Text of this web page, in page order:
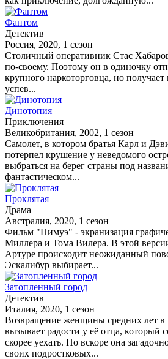
Фантом
Детектив
Россия, 2020, 1 сезон
Столичный оперативник Стас
по-своему. Поэтому он в одиночку
крупного наркоторговца, но
успев...
Динотопия
Приключения
Великобритания, 2002, 1 сезон
Самолет, в котором братья Карл и
потерпел крушение у неведомого
выбраться на берег страны под
фантастическом...
Проклятая
Драма
Австралия, 2020, 1 сезон
Фильм "Нимуэ" - экранизация
Миллера и Тома Вилера. В этой
Артуре происходит неожиданный
Эскалибур выбирает...
Затопленный город
Детектив
Италия, 2020, 1 сезон
Возвращение женщины средних лет в
вызывает радости у её отца, который
скорее уехать. Но вскоре она
своих подростковых...